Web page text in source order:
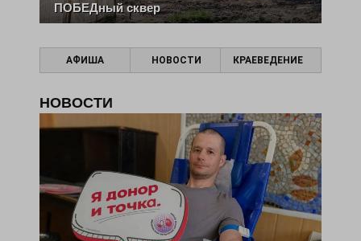
ПОБЕДный сквер
АФИША НОВОСТИ КРАЕВЕДЕНИЕ
НОВОСТИ